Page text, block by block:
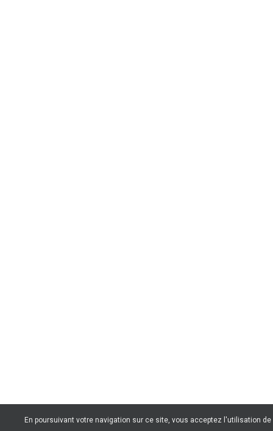
En poursuivant votre navigation sur ce site, vous acceptez l'utilisation